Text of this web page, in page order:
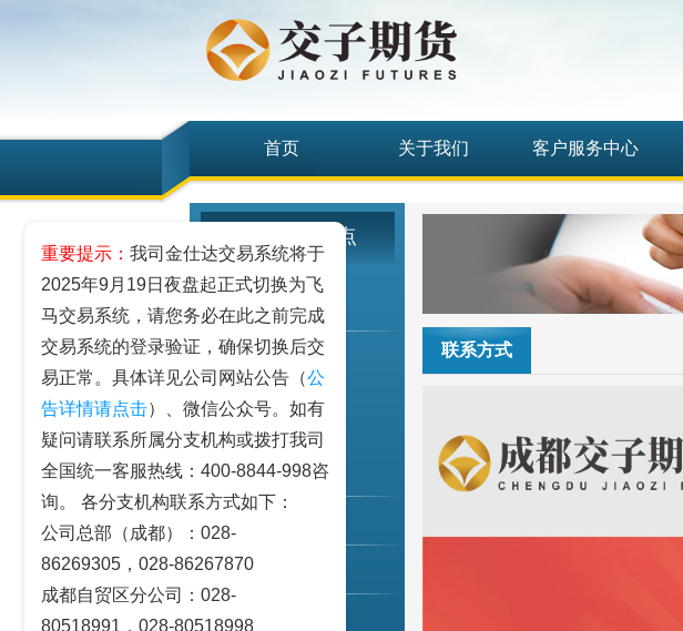
首页 关于我们 客户服务中心
机构营业网点
上海分公司
分公司简介
联系方式
北京营业部
重庆营业部
天津营业部
联系方式
重要提示： 我司金仕达交易系统将于
2025年9月19日夜盘起正式切换为飞
马交易系统，请您务必在此之前完成
交易系统的登录验证，确保切换后交
易正常。具体详见公司网站公告（公
告详情请点击）、微信公众号。如有
疑问请联系所属分支机构或拨打我司
全国统一客服热线：400-8844-998咨
询。 各分支机构联系方式如下：
公司总部（成都）：028-
86269305，028-86267870
成都自贸区分公司：028-
80518991，028-80518998